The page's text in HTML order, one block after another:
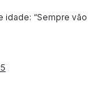
idade: “Sempre vão